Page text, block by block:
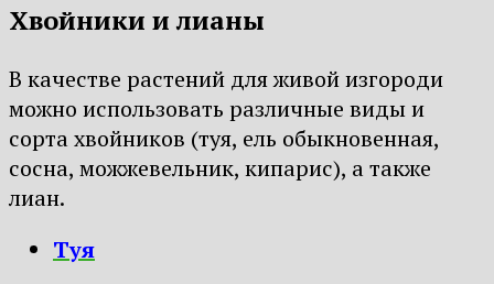
Хвойники и лианы
В качестве растений для живой изгороди
можно использовать различные виды и
сорта хвойников (туя, ель обыкновенная,
сосна, можжевельник, кипарис), а также
лиан.
Туя